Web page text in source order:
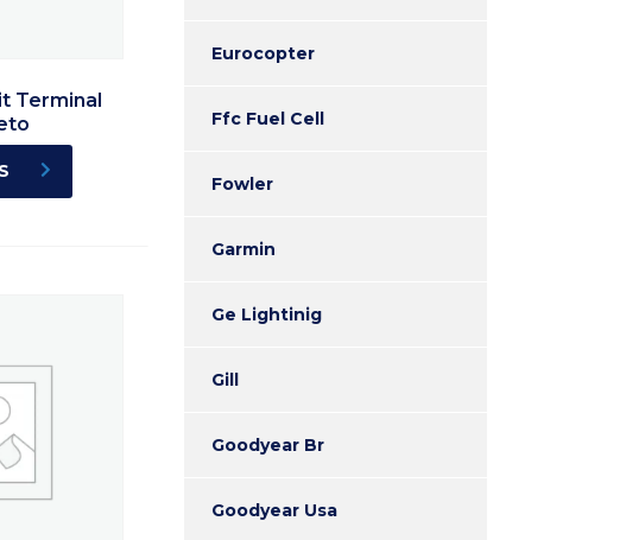
Terminal
Eurocopter
Ffc Fuel Cell
Fowler
Garmin
Ge Lightinig
Gill
Goodyear Br
Goodyear Usa